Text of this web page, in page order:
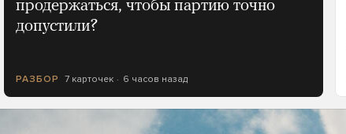
продержаться, чтобы партию точно
допустили?
РАЗБОР 7 карточек 6 часов назад